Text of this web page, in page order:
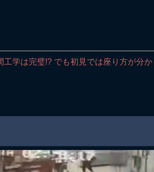
工学は完璧!? でも初見では座り方が分